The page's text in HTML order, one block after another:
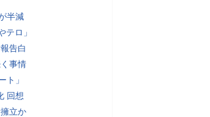
半減
テロ」
告白
事情
ト」
回想
立か